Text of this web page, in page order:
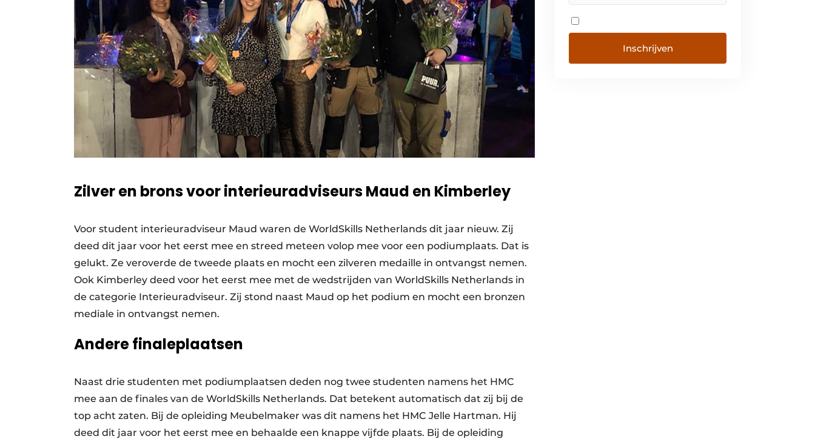
Zilver en brons voor interieuradviseurs Maud en Kimberley
Voor student interieuradviseur Maud waren de WorldSkills Netherlands dit jaar nieuw. Zij
deed dit jaar voor het eerst mee en streed meteen volop mee voor een podiumplaats. Dat is
gelukt. Ze veroverde de tweede plaats en mocht een zilveren medaille in ontvangst nemen.
Ook Kimberley deed voor het eerst mee met de wedstrijden van WorldSkills Netherlands in
de categorie Interieuradviseur. Zij stond naast Maud op het podium en mocht een bronzen
mediale in ontvangst nemen.
Andere finaleplaatsen
Naast drie studenten met podiumplaatsen deden nog twee studenten namens het HMC
mee aan de finales van de WorldSkills Netherlands. Dat betekent automatisch dat zij bij de
top acht zaten. Bij de opleiding Meubelmaker was dit namens het HMC Jelle Hartman. Hij
deed dit jaar voor het eerst mee en behaalde een knappe vijfde plaats. Bij de opleiding